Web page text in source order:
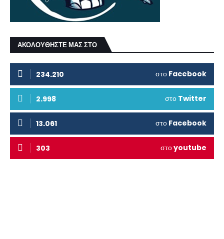
ΑΚΟΛΟΥΘΗΣΤΕ ΜΑΣ ΣΤΟ
234.210 στο Facebook
2.998 στο Twitter
13.061 στο Facebook
303 στοyoutube